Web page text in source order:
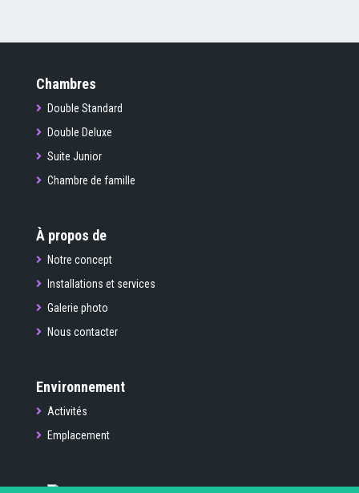
Chambres
Double Standard
Double Deluxe
Suite Junior
Chambre de famille
À propos de
Notre concept
Installations et services
Galerie photo
Nous contacter
Environnement
Activités
Emplacement